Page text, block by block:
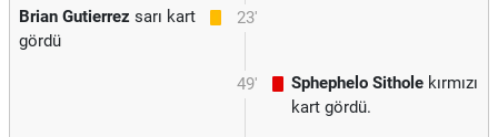
23'
Brian Gutierrez sarı kart
gördü
49' Sphephelo Sithole kırmızı
kart gördü.